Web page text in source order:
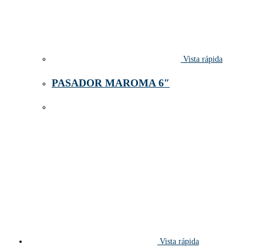
Vista rápida
PASADOR MAROMA 6″
Vista rápida